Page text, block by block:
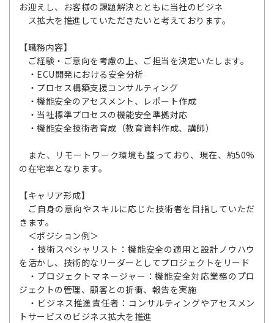
お迎えし、お客様の課題解決とともに当社のビジネ
ス拡大を推進していただきたいと考えております。
【職務内容】
ご経験・ご意向を考慮の上、ご担当を決定いたします。
・ECU開発における安全分析
・プロセス構築支援コンサルティング
・機能安全のアセスメント、レポート作成
・当社標準プロセスの機能安全準拠対応
・機能安全技術者育成（教育資料作成、講師）
また、リモートワーク環境も整っており、現在、約50%
の在宅率となります。
【キャリア形成】
ご自身の意向やスキルに応じた技術者を目指していただ
きます。
＜ポジション例＞
・技術スペシャリスト：機能安全の適用と設計ノウハウ
を活かし、技術的なリーダーとしてプロジェクトをリード
・プロジェクトマネージャー：機能安全対応業務のプロ
ジェクトの管理、顧客との折衝、報告を実施
・ビジネス推進責任者：コンサルティングやアセスメン
トサービスのビジネス拡大を推進